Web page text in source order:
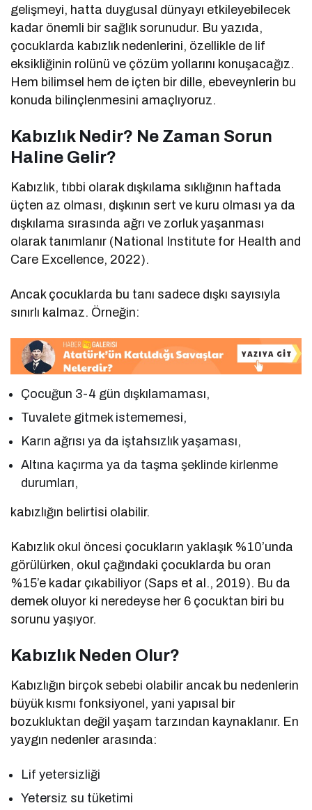
gelişmeyi, hatta duygusal dünyayı etkileyebilecek
kadar önemli bir sağlık sorunudur. Bu yazıda,
çocuklarda kabızlık nedenlerini, özellikle de lif
eksikliğinin rolünü ve çözüm yollarını konuşacağız.
Hem bilimsel hem de içten bir dille, ebeveynlerin bu
konuda bilinçlenmesini amaçlıyoruz.
Kabızlık Nedir? Ne Zaman Sorun
Haline Gelir?
Kabızlık, tıbbi olarak dışkılama sıklığının haftada
üçten az olması, dışkının sert ve kuru olması ya da
dışkılama sırasında ağrı ve zorluk yaşanması
olarak tanımlanır (National Institute for Health and
Care Excellence, 2022).
Ancak çocuklarda bu tanı sadece dışkı sayısıyla
sınırlı kalmaz. Örneğin:
Çocuğun 3-4 gün dışkılamaması,
Tuvalete gitmek istememesi,
Karın ağrısı ya da iştahsızlık yaşaması,
Altına kaçırma ya da taşma şeklinde kirlenme
durumları,
kabızlığın belirtisi olabilir.
Kabızlık okul öncesi çocukların yaklaşık %10’unda
görülürken, okul çağındaki çocuklarda bu oran
%15’e kadar çıkabiliyor (Saps et al., 2019). Bu da
demek oluyor ki neredeyse her 6 çocuktan biri bu
sorunu yaşıyor.
Kabızlık Neden Olur?
Kabızlığın birçok sebebi olabilir ancak bu nedenlerin
büyük kısmı fonksiyonel, yani yapısal bir
bozukluktan değil yaşam tarzından kaynaklanır. En
yaygın nedenler arasında:
Lif yetersizliği
Yetersiz su tüketimi